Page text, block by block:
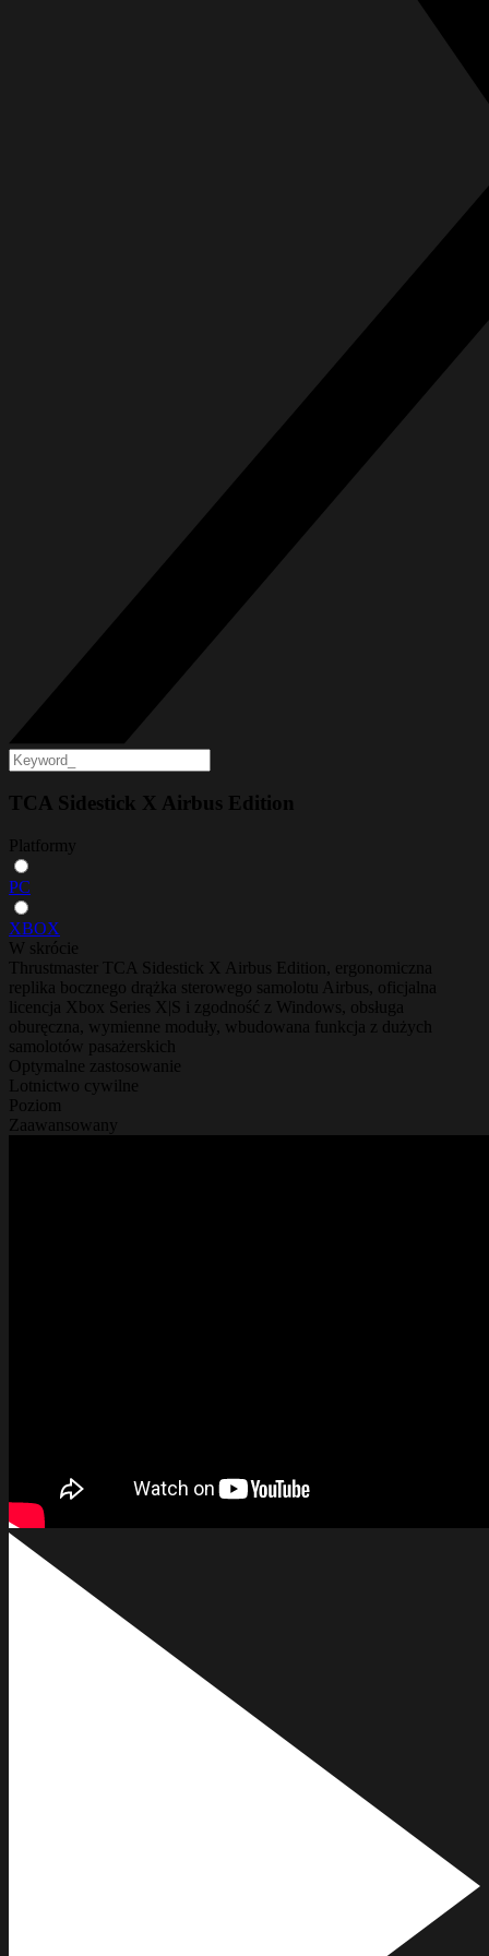
TCA Sidestick X Airbus Edition
Platformy
PC
XBOX
W skrócie
Thrustmaster TCA Sidestick X Airbus Edition, ergonomiczna
replika bocznego drążka sterowego samolotu Airbus, oficjalna
licencja Xbox Series X|S i zgodność z Windows, obsługa
oburęczna, wymienne moduły, wbudowana funkcja z dużych
samolotów pasażerskich
Optymalne zastosowanie
Lotnictwo cywilne
Poziom
Zaawansowany